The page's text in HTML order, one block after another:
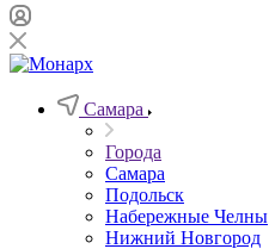
Самара
Города
Самара
Подольск
Набережные Челны
Нижний Новгород